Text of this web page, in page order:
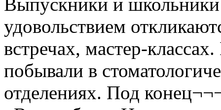
удовольствием
встречах, мастер-
побывали в
отделениях. Под